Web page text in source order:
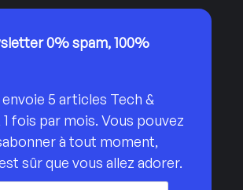
0% spam, 100%
5 articles Tech &
fois par mois. Vous pouvez
à tout moment,
sûr que vous allez adorer.